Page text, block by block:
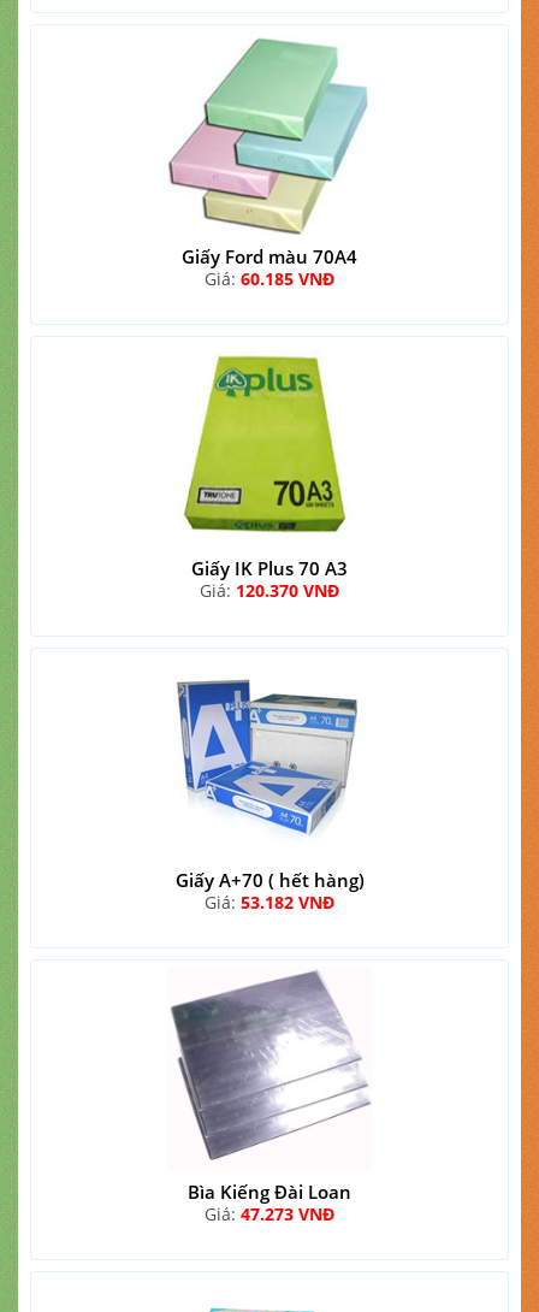
Giấy Ford màu 70A4
Giá: 60.185 VNĐ
Giấy IK Plus 70 A3
Giá: 120.370 VNĐ
Giấy A+70 ( hết hàng)
Giá: 53.182 VNĐ
Bìa Kiếng Đài Loan
Giá: 47.273 VNĐ